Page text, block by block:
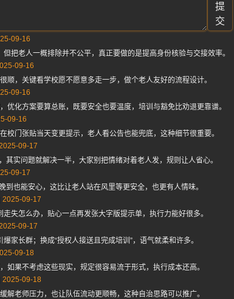
提
交
09-16
把老人一概排除并不公平，真正要做的是提高身份核验与交接效率。
09-16
，关键看学校愿不愿意多走一步，做个老人友好的流程设计。
09-16
化方案要算总账，既要安全也要温度，培训与豁免比劝退更靠谱。
09-16
门张贴当天变更提示，老人看公告也能兜底，这种细节很重要。
09-17
实问题就解决一半，大家别把情绪对着老人发，规则让人省心。
09-17
也能安心，这比让老人站在风里等更安全，也更有人情味。
2025-09-17
失怎么办，贴心一点再发张大字版提示单，执行力能好很多。
09-17
家长群；换成“授权人接送且完成培训”，语气就柔和许多。
09-18
果不考虑这些现实，规定很容易流于形式，执行成本还高。
2025-09-18
老师压力，也让队伍流动更顺畅，这种自治思路可以推广。